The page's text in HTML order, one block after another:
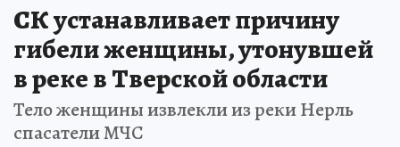
СК устанавливает причину
гибели женщины, утонувшей
в реке в Тверской области
Тело женщины извлекли из реки Нерль
спасатели МЧС